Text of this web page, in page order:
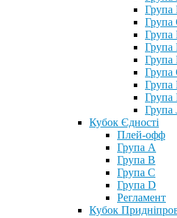
Група
Група
Група
Група
Група
Група
Група
Група
Група
Кубок Єдності
Плей-офф
Група А
Група В
Група С
Група D
Регламент
Кубок